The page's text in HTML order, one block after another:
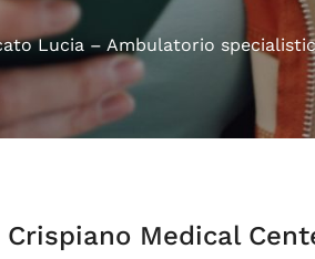
Lucia – Ambulatorio
Crispiano Medical